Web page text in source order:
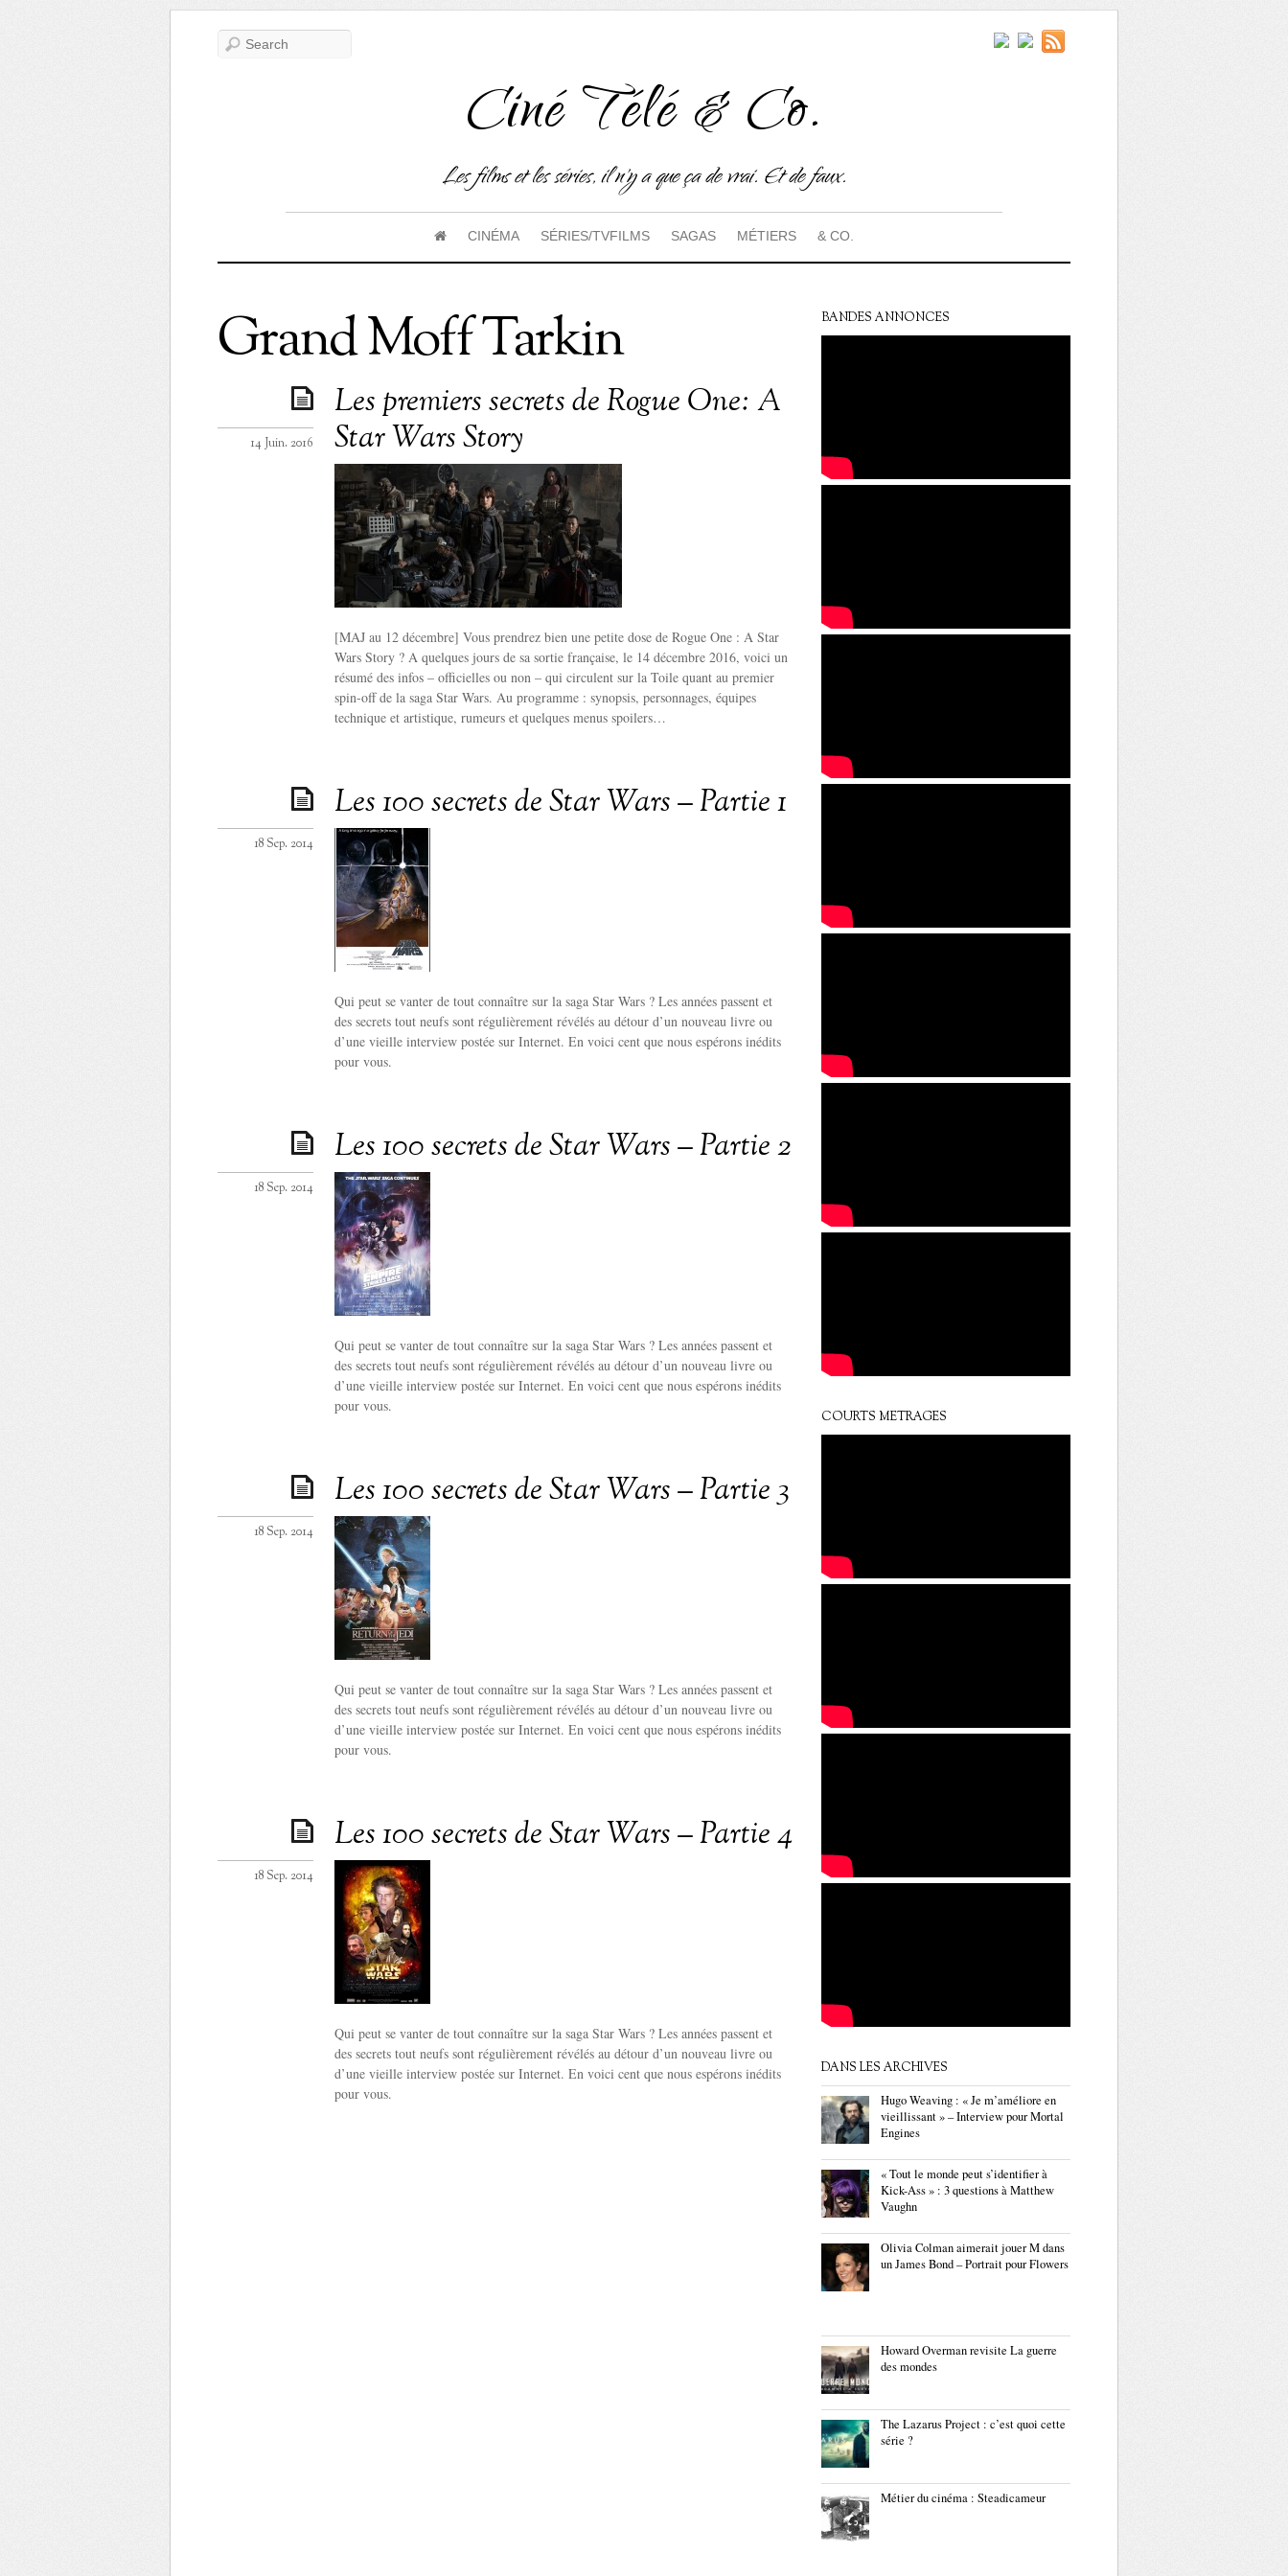
Ciné Télé & Co.
Les films et les séries, il n'y a que ça de vrai. Et de faux.
CINÉMA SÉRIES/TVFILMS SAGAS MÉTIERS & CO.
Grand Moff Tarkin
Les premiers secrets de Rogue One: A
Star Wars Story
14 Juin. 2016
[MAJ au 12 décembre] Vous prendrez bien une petite dose de Rogue One : A Star
Wars Story ? A quelques jours de sa sortie française, le 14 décembre 2016, voici un
résumé des infos – officielles ou non – qui circulent sur la Toile quant au premier
spin-off de la saga Star Wars. Au programme : synopsis, personnages, équipes
technique et artistique, rumeurs et quelques menus spoilers…
Les 100 secrets de Star Wars – Partie 1
18 Sep. 2014
Qui peut se vanter de tout connaître sur la saga Star Wars ? Les années passent et
des secrets tout neufs sont régulièrement révélés au détour d’un nouveau livre ou
d’une vieille interview postée sur Internet. En voici cent que nous espérons inédits
pour vous.
Les 100 secrets de Star Wars – Partie 2
18 Sep. 2014
Qui peut se vanter de tout connaître sur la saga Star Wars ? Les années passent et
des secrets tout neufs sont régulièrement révélés au détour d’un nouveau livre ou
d’une vieille interview postée sur Internet. En voici cent que nous espérons inédits
pour vous.
Les 100 secrets de Star Wars – Partie 3
18 Sep. 2014
Qui peut se vanter de tout connaître sur la saga Star Wars ? Les années passent et
des secrets tout neufs sont régulièrement révélés au détour d’un nouveau livre ou
d’une vieille interview postée sur Internet. En voici cent que nous espérons inédits
pour vous.
Les 100 secrets de Star Wars – Partie 4
18 Sep. 2014
Qui peut se vanter de tout connaître sur la saga Star Wars ? Les années passent et
des secrets tout neufs sont régulièrement révélés au détour d’un nouveau livre ou
d’une vieille interview postée sur Internet. En voici cent que nous espérons inédits
pour vous.
BANDES ANNONCES
COURTS METRAGES
DANS LES ARCHIVES
Hugo Weaving : « Je m’améliore en
vieillissant » – Interview pour Mortal
Engines
« Tout le monde peut s’identifier à
Kick-Ass » : 3 questions à Matthew
Vaughn
Olivia Colman aimerait jouer M dans
un James Bond – Portrait pour Flowers
Howard Overman revisite La guerre
des mondes
The Lazarus Project : c’est quoi cette
série ?
Métier du cinéma : Steadicameur